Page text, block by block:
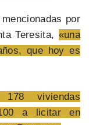
por
Teresita, «una
que hoy es
viviendas
a licitar en